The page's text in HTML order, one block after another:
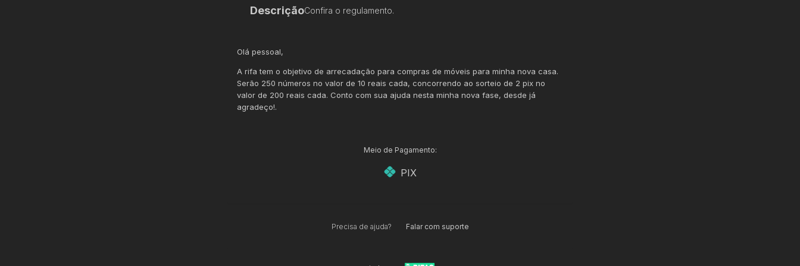
DescriçãoConfira o regulamento.
Olá pessoal,
A rifa tem o objetivo de arrecadação para compras de móveis para minha nova casa.
Serão 250 números no valor de 10 reais cada, concorrendo ao sorteio de 2 pix no
valor de 200 reais cada. Conto com sua ajuda nesta minha nova fase, desde já
agradeço!.
Meio de Pagamento:
PIX
Precisa de ajuda? Falar com suporte